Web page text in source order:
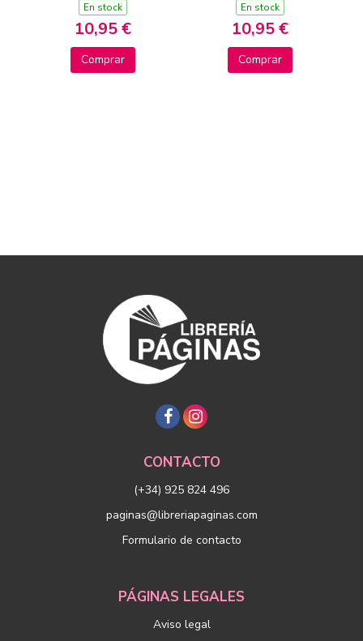
En stock
10,95 €
Comprar
En stock
10,95 €
Comprar
CONTACTO
(+34) 925 824 496
paginas@libreriapaginas.com
Formulario de contacto
PÁGINAS LEGALES
Aviso legal